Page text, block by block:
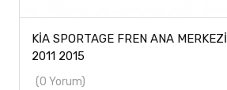
KİA SPORTAGE FREN ANA MERKEZİ
2011 2015
(0 Yorum)